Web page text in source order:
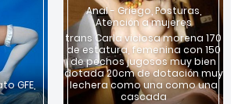
GFE,
Anal - Griego, Posturas,
Atención a mujeres
trans Carla viciosa morena 170
de estatura, femenina con 150
de pechos jugosos muy bien
dotada 20cm de dotación muy
lechera como una como una
cascada
x
una chica para sexo en
Columbus?